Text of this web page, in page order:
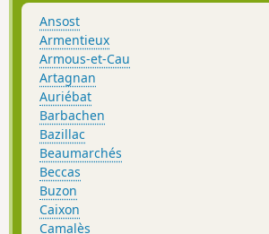
Ansost
Armentieux
Armous-et-Cau
Artagnan
Auriébat
Barbachen
Bazillac
Beaumarchés
Beccas
Buzon
Caixon
Camalès